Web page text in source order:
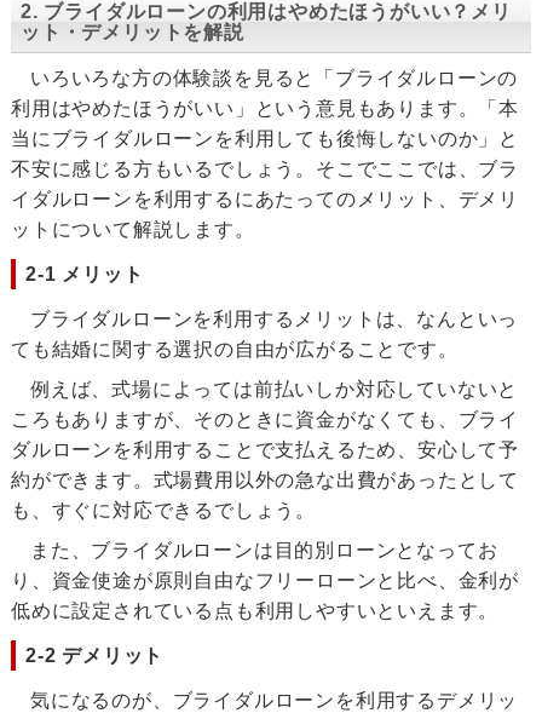
2. ブライダルローンの利用はやめたほうがいい？メリ
ット・デメリットを解説
いろいろな方の体験談を見ると「ブライダルローンの
利用はやめたほうがいい」という意見もあります。「本
当にブライダルローンを利用しても後悔しないのか」と
不安に感じる方もいるでしょう。そこでここでは、ブラ
イダルローンを利用するにあたってのメリット、デメリ
ットについて解説します。
2-1 メリット
ブライダルローンを利用するメリットは、なんといっ
ても結婚に関する選択の自由が広がることです。
例えば、式場によっては前払いしか対応していないと
ころもありますが、そのときに資金がなくても、ブライ
ダルローンを利用することで支払えるため、安心して予
約ができます。式場費用以外の急な出費があったとして
も、すぐに対応できるでしょう。
また、ブライダルローンは目的別ローンとなってお
り、資金使途が原則自由なフリーローンと比べ、金利が
低めに設定されている点も利用しやすいといえます。
2-2 デメリット
気になるのが、ブライダルローンを利用するデメリッ